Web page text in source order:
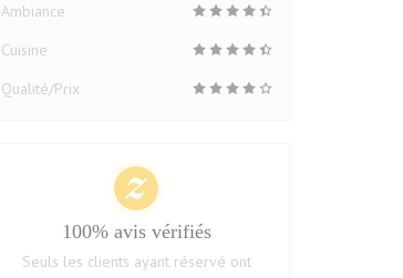
Ambiance
Cuisine
Qualité/Prix
100% avis vérifiés
Seuls les clients ayant réservé ont